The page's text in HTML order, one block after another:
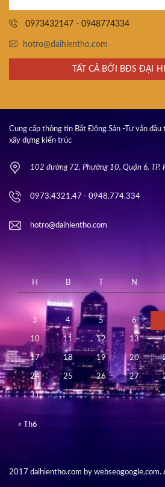
0973432147 - 0948774334
hotro@daihientho.com
TẤT CẢ BỞI BĐS ĐẠI
Cung cấp thông tin Bất Động Sản -Tư vấn
xây dựng kiến trúc
102 đường 72, Phường 10, Quận 6, TP.
0973.4321.47 - 0948.774.334
hotro@daihientho.com
H B N
3 4 5 6
10 11 12 13
17 18 19 20
24 25 26 27
31
« Th6
2017 daihientho.com by webseogoogle.com.